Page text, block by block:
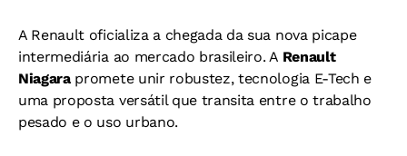
A Renault oficializa a chegada da sua nova picape
intermediária ao mercado brasileiro. A Renault
Niagarapromete unir robustez, tecnologia E-Tech e
uma proposta versátil que transita entre o trabalho
pesado e o uso urbano.